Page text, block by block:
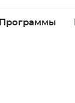
Программы